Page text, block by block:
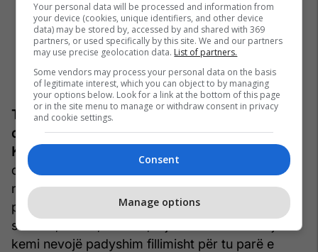
Telegrafi: Pse sipas jush kemi nevojë për Barazi
dhe Drejtësi për jetë të dinjitetshme? Tringa
Kasemi:
dinjitetshëm nëse nuk kemi Barazi e Drejtësi dhe
nëse nuk trajtohemi të barabartë në shoqëri,
pavarësisht identitetit gjinor dhe orientimit
seksual, etnisë, besimit, etj. Për Barazi e Drejtësi
kemi nevojë padyshim fillimisht për tu parë e
Your personal data will be processed and information from
your device (cookies, unique identifiers, and other device
data) may be stored by, accessed by and shared with 369
partners, or used specifically by this site. We and our partners
may use precise geolocation data. List of partners.
Some vendors may process your personal data on the basis
of legitimate interest, which you can object to by managing
your options below. Look for a link at the bottom of this page
or in the site menu to manage or withdraw consent in privacy
and cookie settings.
Consent
Manage options